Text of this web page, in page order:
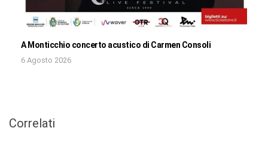
A Monticchio concerto acustico di Carmen Consoli
6 Agosto 2026
Correlati